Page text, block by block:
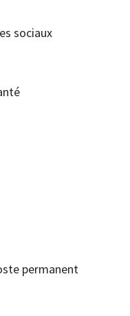
sociaux
permanent